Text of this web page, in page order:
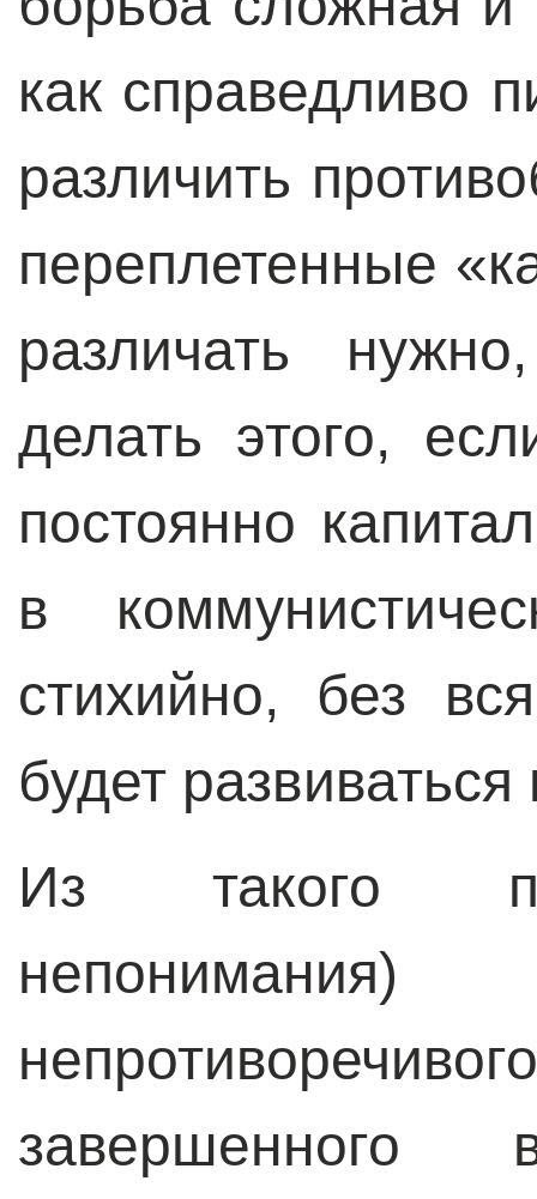
как справедливо
различить
переплетенные
различать
делать этого,
постоянно
в
стихийно, без
будет
Из такого